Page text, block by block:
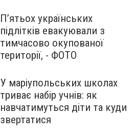
П’ятьох українських
підлітків евакуювали з
тимчасово окупованої
території, - ФОТО
У маріупольських школах
триває набір учнів: як
навчатимуться діти та куди
звертатися